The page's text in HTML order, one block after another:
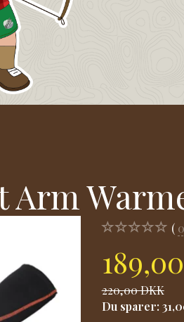
Arm
0
220,00 DKK
Du sparer: